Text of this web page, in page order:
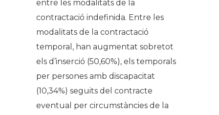
entre les modalitats de la
contractació indefinida. Entre les
modalitats de la contractació
temporal, han augmentat sobretot
els d’inserció (50,60%), els temporals
per persones amb discapacitat
(10,34%) seguits del contracte
eventual per circumstàncies de la